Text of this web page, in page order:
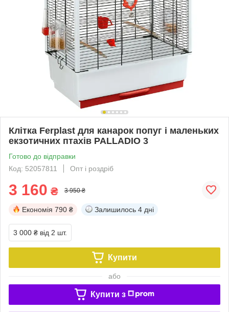
Клітка Ferplast для канарок попуг і маленьких
екзотичних птахів PALLADIO 3
Готово до відправки
Код: 52057811
Опт і роздріб
3 160 ₴ 3 950 ₴
Економія 790 ₴ Залишилось 4 дні
3 000 ₴ від 2 шт.
Купити
або
Купити з